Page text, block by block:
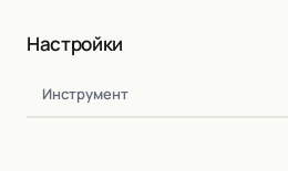
Настройки
Инструмент